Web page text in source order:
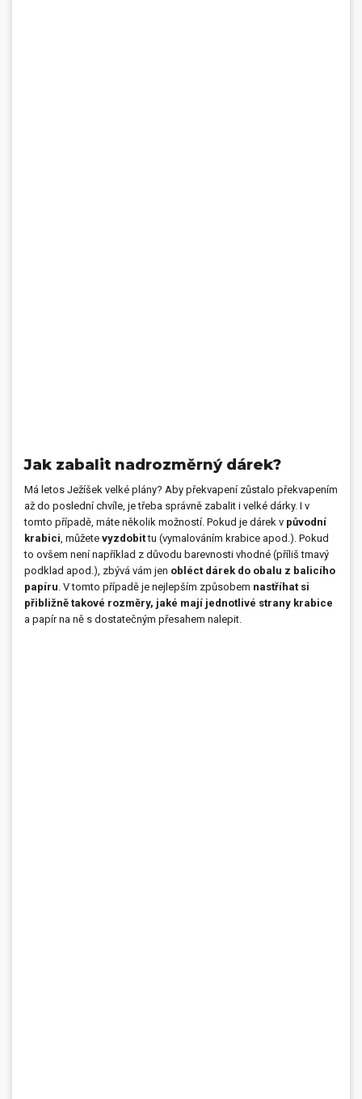
Jak zabalit nadrozměrný dárek?
Má letos Ježíšek velké plány? Aby překvapení zůstalo překvapením
až do poslední chvíle, je třeba správně zabalit i velké dárky. I v
tomto případě, máte několik možností. Pokud je dárek v původní
krabici , můžete vyzdobittu (vymalováním krabice apod.). Pokud
to ovšem není například z důvodu barevnosti vhodné (příliš tmavý
podklad apod.), zbývá vám jen obléct dárek do obalu z balicího
papíru . V tomto případě je nejlepším způsobem nastříhat si
přibližně takové rozměry, jaké mají jednotlivé strany krabice
a papír na ně s dostatečným přesahem nalepit.